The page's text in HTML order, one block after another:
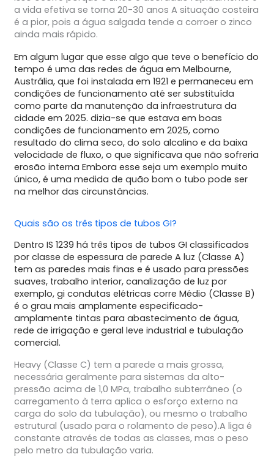
a vida efetiva se torna 20-30 anos A situação costeira
é a pior, pois a água salgada tende a corroer o zinco
ainda mais rápido.
Em algum lugar que esse algo que teve o benefício do
tempo é uma das redes de água em Melbourne,
Austrália, que foi instalada em 1921 e permaneceu em
condições de funcionamento até ser substituída
como parte da manutenção da infraestrutura da
cidade em 2025. dizia-se que estava em boas
condições de funcionamento em 2025, como
resultado do clima seco, do solo alcalino e da baixa
velocidade de fluxo, o que significava que não sofreria
erosão interna Embora esse seja um exemplo muito
único, é uma medida de quão bom o tubo pode ser
na melhor das circunstâncias.
Quais são os três tipos de tubos GI?
Dentro IS 1239 há três tipos de tubos GI classificados
por classe de espessura de parede A luz (Classe A)
tem as paredes mais finas e é usado para pressões
suaves, trabalho interior, canalização de luz por
exemplo, gi condutas elétricas corre Médio (Classe B)
é o grau mais amplamente especificado-
amplamente tintas para abastecimento de água,
rede de irrigação e geral leve industrial e tubulação
comercial.
Heavy (Classe C) tem a parede a mais grossa,
necessária geralmente para sistemas da alto-
pressão acima de 1,0 MPa, trabalho subterrâneo (o
carregamento à terra aplica o esforço externo na
carga do solo da tubulação), ou mesmo o trabalho
estrutural (usado para o rolamento de peso).A liga é
constante através de todas as classes, mas o peso
pelo metro da tubulação varia.